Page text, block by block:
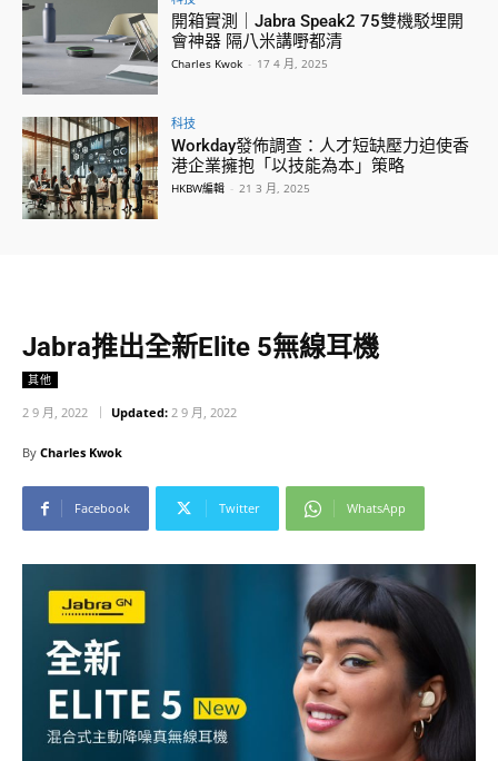
開箱實測｜Jabra Speak2 75雙機駁埋開
會神器 隔八米講嘢都清
Charles Kwok - 17 4 月, 2025
科技
Workday發佈調查：人才短缺壓力迫使香
港企業擁抱「以技能為本」策略
HKBW編輯 - 21 3 月, 2025